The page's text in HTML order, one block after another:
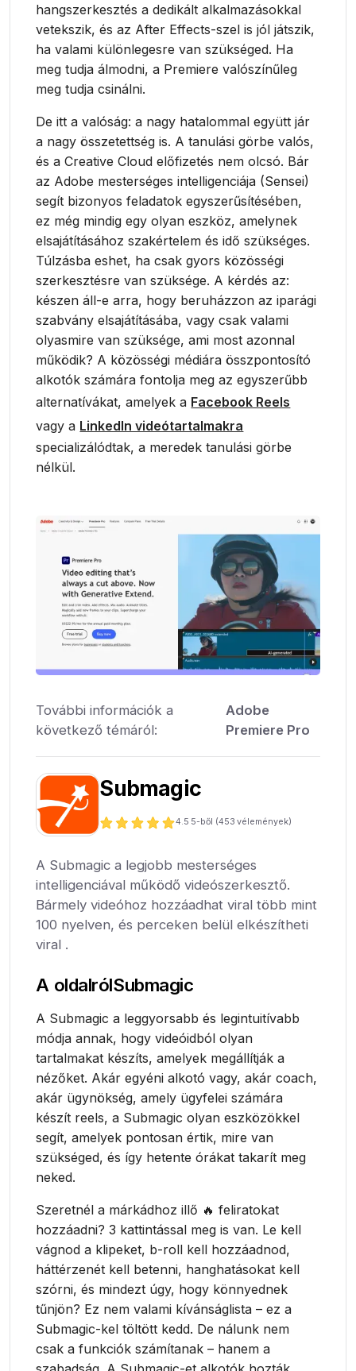
hangszerkesztés a dedikált alkalmazásokkal
vetekszik, és az After Effects-szel is jól játszik,
ha valami különlegesre van szükséged. Ha
meg tudja álmodni, a Premiere valószínűleg
meg tudja csinálni.
De itt a valóság: a nagy hatalommal együtt jár
a nagy összetettség is. A tanulási görbe valós,
és a Creative Cloud előfizetés nem olcsó. Bár
az Adobe mesterséges intelligenciája (Sensei)
segít bizonyos feladatok egyszerűsítésében,
ez még mindig egy olyan eszköz, amelynek
elsajátításához szakértelem és idő szükséges.
Túlzásba eshet, ha csak gyors közösségi
szerkesztésre van szüksége. A kérdés az:
készen áll-e arra, hogy beruházzon az iparági
szabvány elsajátításába, vagy csak valami
olyasmire van szüksége, ami most azonnal
működik? A közösségi médiára összpontosító
alkotók számára fontolja meg az egyszerűbb
alternatívákat, amelyek a Facebook Reels
vagy a LinkedIn videótartalmakra
specializálódtak, a meredek tanulási görbe
nélkül.
További információk a
következő témáról:
Adobe
Premiere Pro
Submagic
4.5 5-ből (453 vélemények)
A Submagic a legjobb mesterséges
intelligenciával működő videószerkesztő.
Bármely videóhoz hozzáadhat viral több mint
100 nyelven, és perceken belül elkészítheti
viral .
A oldalrólSubmagic
A Submagic a leggyorsabb és legintuitívabb
módja annak, hogy videóidból olyan
tartalmakat készíts, amelyek megállítják a
nézőket. Akár egyéni alkotó vagy, akár coach,
akár ügynökség, amely ügyfelei számára
készít reels, a Submagic olyan eszközökkel
segít, amelyek pontosan értik, mire van
szükséged, és így hetente órákat takarít meg
neked.
Szeretnél a márkádhoz illő 🔥 feliratokat
hozzáadni? 3 kattintással meg is van. Le kell
vágnod a klipeket, b-roll kell hozzáadnod,
háttérzenét kell betenni, hanghatásokat kell
szórni, és mindezt úgy, hogy könnyednek
tűnjön? Ez nem valami kívánságlista – ez a
Submagic-kel töltött kedd. De nálunk nem
csak a funkciók számítanak – hanem a